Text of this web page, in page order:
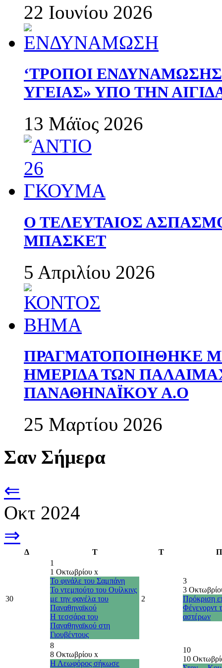
22 Ιουνίου 2026
‘ΤΡΟΠΟΙ
ΥΓΕΙΑΣ» ΥΠΟ ΤΗΝ
13 Μάϊος 2026
Ο ΤΕΛΕΥΤΑΙΟΣ
ΜΠΑΣΚΕΤ
5 Απριλίου 2026
ΠΡΑΓΜΑΤΟΠΟΙΗΘΗΚΕ
ΗΜΕΡΙΔΑ ΤΩΝ
ΠΑΝΑΘΗΝΑΪΚΟΥ Α.Ο
25 Μαρτίου 2026
Σαν Σήμερα
⇐
Οκτ 2024
⇒
Δ Τ Τ Π
30
1
1 Οκτωβρίου x
Το φινάλε του Σαμπάνη
Το ντεμπούτο του Ουίλκινς
με την φανέλα του
Παναθηναϊκού
Η τεσσάρα του
Παναθηναϊκού στη
Γιουβέντους
2
3
3
Πρόκριση
Φέγενορντ
αστέρων
8
8 Οκτωβρίου x
Η Λεωφόρος σήκωσε
10
10